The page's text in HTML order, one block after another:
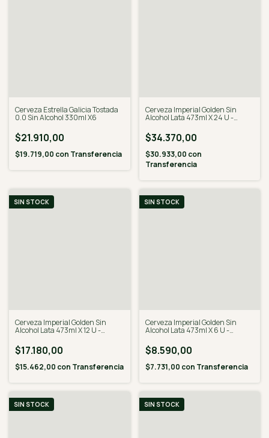
Cerveza Estrella Galicia Tostada
0.0 Sin Alcohol 330ml X6
$21.910,00
$19.719,00 con Transferencia
Cerveza Imperial Golden Sin
Alcohol Lata 473ml X 24 U -
$34.370,00
$30.933,00 con
Transferencia
SIN STOCK
Cerveza Imperial Golden Sin
Alcohol Lata 473ml X 12 U -
$17.180,00
$15.462,00 con Transferencia
SIN STOCK
Cerveza Imperial Golden Sin
Alcohol Lata 473ml X 6 U -
$8.590,00
$7.731,00 con Transferencia
SIN STOCK SIN STOCK